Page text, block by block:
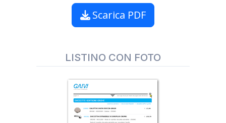
Scarica PDF
LISTINO CON FOTO